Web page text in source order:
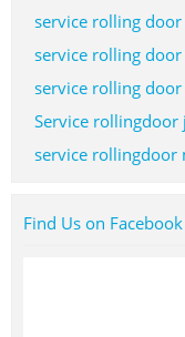
service rolling
service rolling door
service rolling
Service rollingdoor
service rollingdoor
Find Us on Facebook